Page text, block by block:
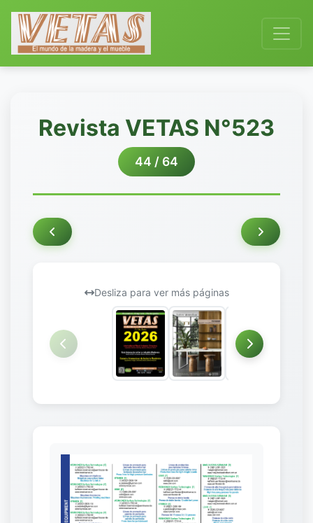
Revista VETAS N°523
44 / 64
Desliza para ver más páginas